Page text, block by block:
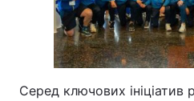
Серед ключових